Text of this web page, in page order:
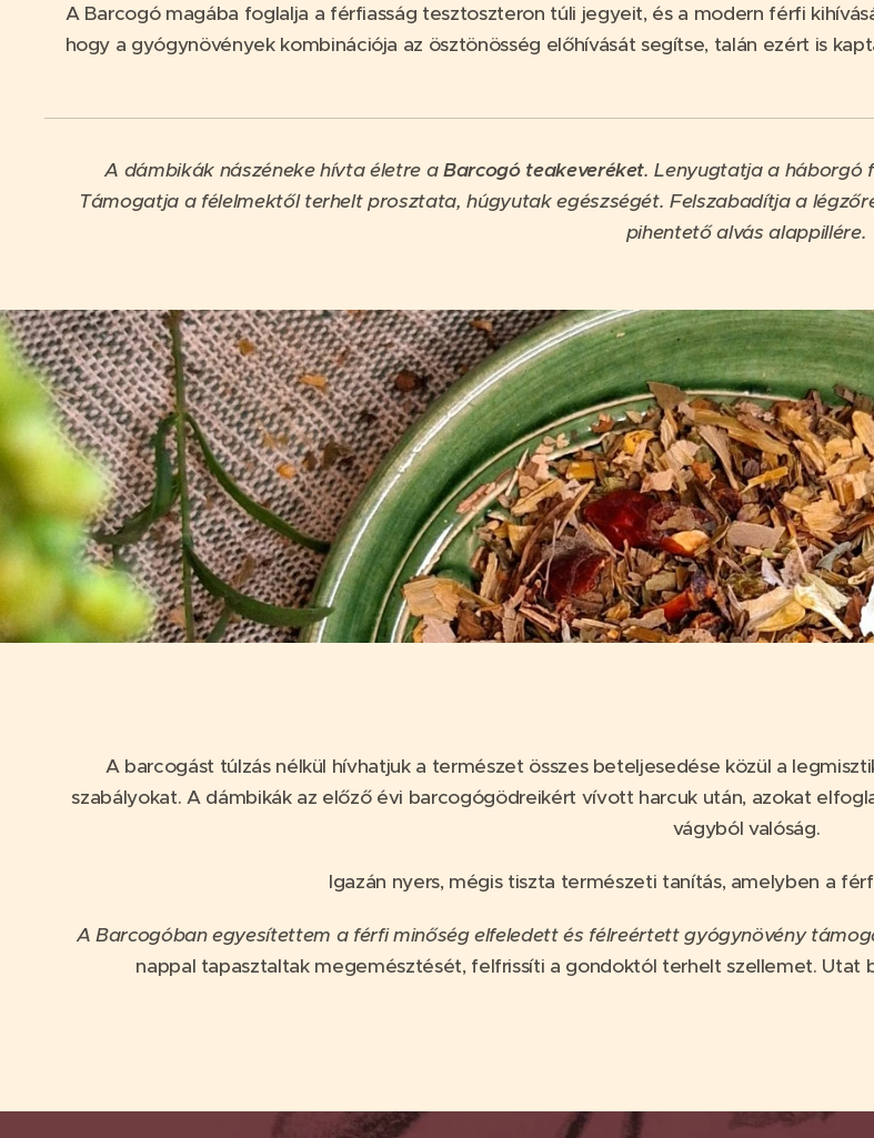
A Barcogó magába foglalja a férfiasság tesztoszteron túli jegyeit, és a modern férfi
hogy a gyógynövények kombinációja az ösztönösség előhívását segítse, talán ezért is
A dámbikák nászéneke hívta életre aBarcogó teakeveréket. Lenyugtatja a háborgó
Támogatja a félelmektől terhelt prosztata, húgyutak egészségét. Felszabadítja a
pihentető alvás alappillére.
A barcogást túlzás nélkül hívhatjuk a természet összes beteljesedése közül a
szabályokat. A dámbikák az előző évi barcogógödreikért vívott harcuk után, azokat
vágyból valóság.
Igazán nyers, mégis tiszta természeti tanítás, amelyben a
A Barcogóban egyesítettem a férfi minőség elfeledett és félreértett gyógynövény
nappal tapasztaltak megemésztését, felfrissíti a gondoktól terhelt szellemet. Utat